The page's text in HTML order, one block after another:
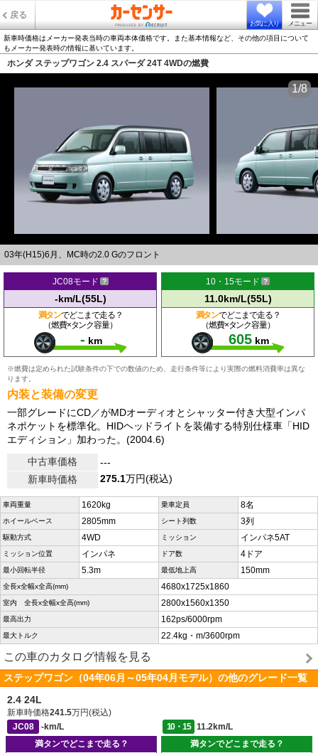
戻る
お気に入り メニュー
新車時価格はメーカー発表当時の車両本体価格です。また基本情報など、その他の項目について
もメーカー発表時の情報に基いています。
ホンダ ステップワゴン 2.4 スパーダ 24T 4WDの燃費
03年(H15)6月、MC時の2.0 Gのフロント
1/8
JC08モード
-km/L(55L)
満タンでどこまで走る？
（燃費×タンク容量）
- km
10・15モード
11.0km/L(55L)
満タンでどこまで走る？
（燃費×タンク容量）
605 km
※燃費は定められた試験条件の下での数値のため、走行条件等により実際の燃料消費率は異な
ります。
内装と装備の変更
一部グレードにCD／がMDオーディオとシャッター付き大型インパ
ネポケットを標準化。HIDヘッドライトを装備する特別仕様車「HID
エディション」加わった。(2004.6)
中古車価格
---
新車時価格
275.1万円(税込)
車両重量 1620kg 乗車定員 8名
ホイールベース 2805mm シート列数 3列
駆動方式 4WD ミッション インパネ5AT
ミッション位置 インパネ ドア数 4ドア
最小回転半径 5.3m 最低地上高 150mm
全長x全幅x全高(mm) 4680x1725x1860
室内 全長x全幅x全高(mm) 2800x1560x1350
最高出力 162ps/6000rpm
最大トルク 22.4kg・m/3600rpm
この車のカタログ情報を見る
ステップワゴン（04年06月～05年04月モデル）の他のグレード一覧
2.4 24L
新車時価格241.5万円(税込)
JC08
-km/L 10・15
11.2km/L
満タンでどこまで走る？
満タンでどこまで走る？